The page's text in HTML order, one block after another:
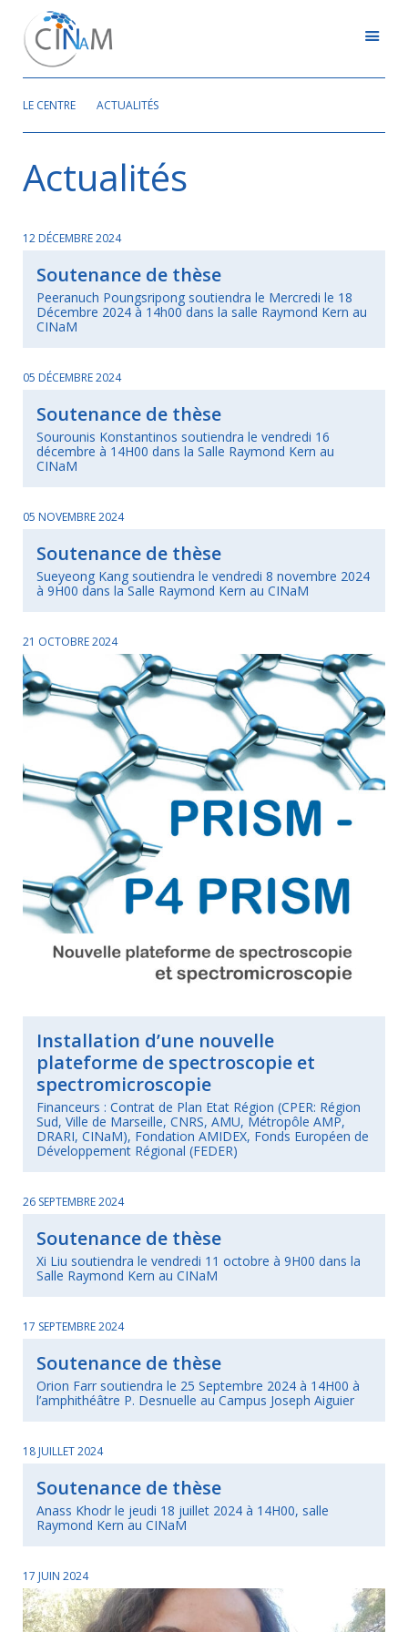
LE CENTRE ACTUALITÉS
Actualités
12 DÉCEMBRE 2024
Soutenance de thèse
Peeranuch Poungsripong soutiendra le Mercredi le 18
Décembre 2024 à 14h00 dans la salle Raymond Kern au
CINaM
05 DÉCEMBRE 2024
Soutenance de thèse
Sourounis Konstantinos soutiendra le vendredi 16
décembre à 14H00 dans la Salle Raymond Kern au
CINaM
05 NOVEMBRE 2024
Soutenance de thèse
Sueyeong Kang soutiendra le vendredi 8 novembre 2024
à 9H00 dans la Salle Raymond Kern au CINaM
21 OCTOBRE 2024
Installation d’une nouvelle
plateforme de spectroscopie et
spectromicroscopie
Financeurs : Contrat de Plan Etat Région (CPER: Région
Sud, Ville de Marseille, CNRS, AMU, Métropôle AMP,
DRARI, CINaM), Fondation AMIDEX, Fonds Européen de
Développement Régional (FEDER)
26 SEPTEMBRE 2024
Soutenance de thèse
Xi Liu soutiendra le vendredi 11 octobre à 9H00 dans la
Salle Raymond Kern au CINaM
17 SEPTEMBRE 2024
Soutenance de thèse
Orion Farr soutiendra le 25 Septembre 2024 à 14H00 à
l’amphithéâtre P. Desnuelle au Campus Joseph Aiguier
18 JUILLET 2024
Soutenance de thèse
Anass Khodr le jeudi 18 juillet 2024 à 14H00, salle
Raymond Kern au CINaM
17 JUIN 2024